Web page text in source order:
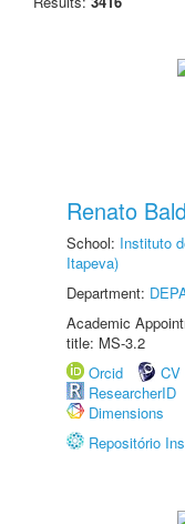
Renato
School: Instituto
Itapeva)
Department:
Academic
title: MS-3.2
Orcid
CV
ResearcherID
Dimensions
Repositório